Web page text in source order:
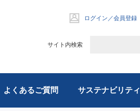
ログイン／会員登録
サイト内検索
よくあるご質問 サステナビリティ